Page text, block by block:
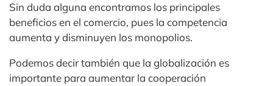
Sin duda alguna encontramos los principales
beneficios en el comercio, pues la competencia
aumenta y disminuyen los monopolios.
Podemos decir también que la globalización es
importante para aumentar la cooperación